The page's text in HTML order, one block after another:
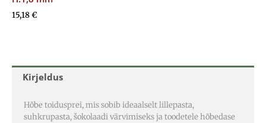
Kirjeldus
Hõbe toidusprei, mis sobib ideaalselt lillepasta,
suhkrupasta, šokolaadi värvimiseks ja toodetele hõbedase
15,18€